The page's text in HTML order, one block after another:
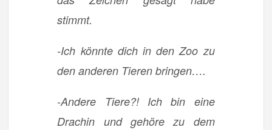
stimmt.
-Ich könnte dich in den Zoo zu
den anderen Tieren bringen….
-Andere Tiere?! Ich bin eine
Drachin und gehöre zu dem